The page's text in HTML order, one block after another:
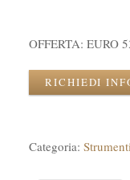
OFFERTA: EURO
RICHIEDI
Categoria: